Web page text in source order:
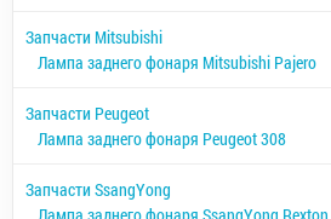
Запчасти Mitsubishi
Лампа заднего фонаря Mitsubishi Pajero
Запчасти Peugeot
Лампа заднего фонаря Peugeot 308
Запчасти SsangYong